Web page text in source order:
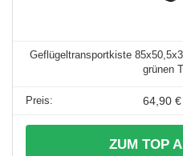
Geflügeltransportkiste
grünen
64,90 €
ZUM TOP